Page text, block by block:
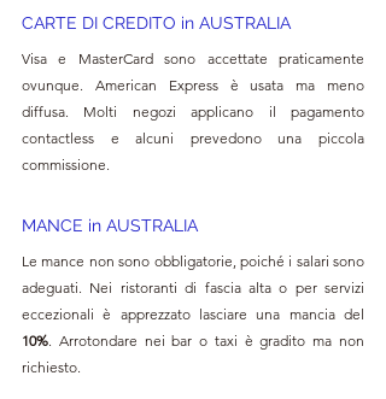
CARTE DI CREDITO in AUSTRALIA
Visa e MasterCard sono accettate praticamente
ovunque. American Express è usata ma meno
diffusa. Molti negozi applicano il pagamento
contactless e alcuni prevedono una piccola
commissione.
MANCE in AUSTRALIA
Le mance non sono obbligatorie, poiché i salari sono
adeguati. Nei ristoranti di fascia alta o per servizi
10% . Arrotondare nei bar o taxi è gradito ma non
richiesto.